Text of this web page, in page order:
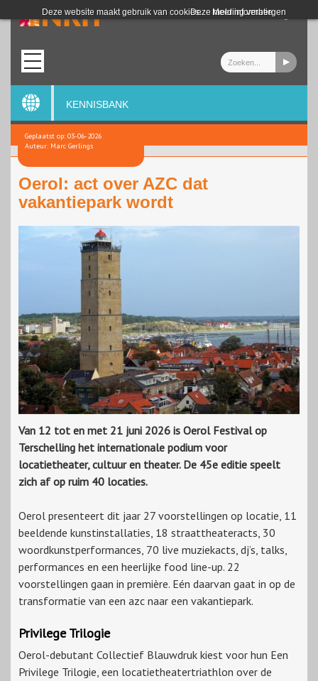
Deze website maakt gebruik van cookies. Meer informatie
Deze melding verbergen
Login
KENNISBANK
Geplaatst op: 03-06-2026
Auteur: Marc Gerlings
Oerol: act over AZC dat
vakantiepark wordt
Van 12 tot en met 21 juni 2026 is Oerol Festival op
Terschelling het internationale podium voor
locatietheater, cultuur en theater. De 45e editie speelt
zich af op ruim 40 locaties.
Oerol presenteert dit jaar 27 voorstellingen op locatie, 11
beeldende kunstinstallaties, 18 straattheateracts, 30
woordkunstperformances, 70 live muziekacts, dj’s, talks,
performances en een heerlijke food line-up. 22
voorstellingen gaan in première. Eén daarvan gaat in op de
transformatie van een azc naar een vakantiepark.
Privilege Trilogie
Oerol-debutant Collectief Blauwdruk kiest voor hun Een
Privilege Trilogie, een locatietheatertriathlon over de